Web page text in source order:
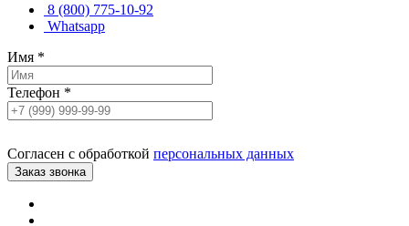
8 (800) 775-10-92
Whatsapp
Имя *
Телефон *
Согласен с обработкой персональных данных